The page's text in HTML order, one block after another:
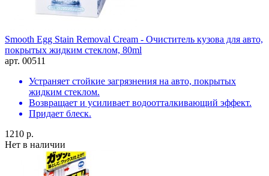
Smooth Egg Stain Removal Cream - Очиститель кузова для авто,
покрытых жидким стеклом, 80ml
арт. 00511
Устраняет стойкие загрязнения на авто, покрытых
жидким стеклом.
Возвращает и усиливает водоотталкивающий эффект.
Придает блеск.
1210 р.
Нет в наличии